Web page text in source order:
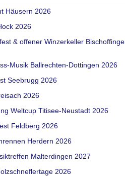
Häusern 2026
2026
& offener Winzerkeller
Musik Ballrechten-Dottingen 2026
Seebrugg 2026
2026
Weltcup Titisee-Neustadt 2026
Feldberg 2026
Herdern 2026
Malterdingen 2027
2026